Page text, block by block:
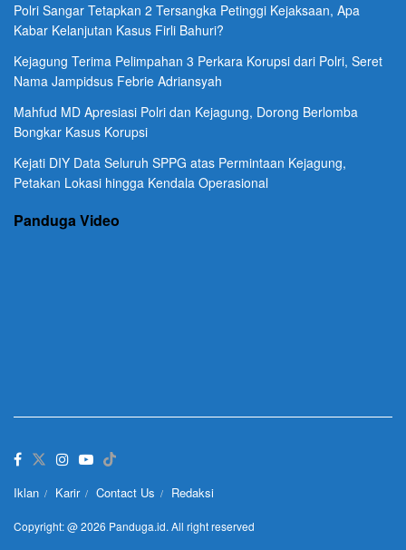
Polri Sangar Tetapkan 2 Tersangka Petinggi Kejaksaan, Apa
Kabar Kelanjutan Kasus Firli Bahuri?
Kejagung Terima Pelimpahan 3 Perkara Korupsi dari Polri, Seret
Nama Jampidsus Febrie Adriansyah
Mahfud MD Apresiasi Polri dan Kejagung, Dorong Berlomba
Bongkar Kasus Korupsi
Kejati DIY Data Seluruh SPPG atas Permintaan Kejagung,
Petakan Lokasi hingga Kendala Operasional
Panduga Video
Iklan Karir Contact Us Redaksi
Copyright: @ 2026 Panduga.id. All right reserved